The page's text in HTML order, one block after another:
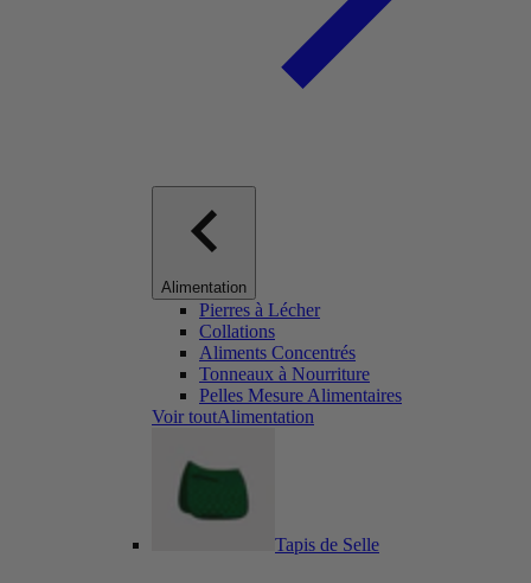
Alimentation
Pierres à Lécher
Collations
Aliments Concentrés
Tonneaux à Nourriture
Pelles Mesure Alimentaires
Voir toutAlimentation
Tapis de Selle